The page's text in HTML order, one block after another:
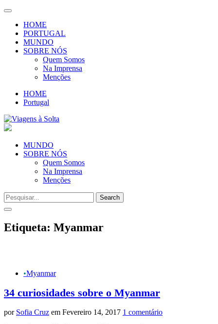
Toggle
navigation
HOME
PORTUGAL
MUNDO
SOBRE NÓS
Quem Somos
Na Imprensa
Menções
HOME
Portugal
MUNDO
SOBRE NÓS
Quem Somos
Na Imprensa
Menções
Toggle
&
navigation
Etiqueta: Myanmar
•Myanmar
34 curiosidades sobre o Myanmar
por Sofia Cruz em Fevereiro 14, 2017 1 comentário